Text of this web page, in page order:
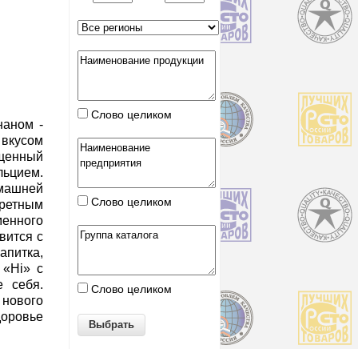
-
с
«Hi» с
себя.
Слово целиком
Слово целиком
Слово целиком